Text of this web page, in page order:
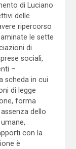
di Luciano
delle
ripercorso
le sette
di
sociali,
–
scheda in cui
di legge
forma
dello
con la
è